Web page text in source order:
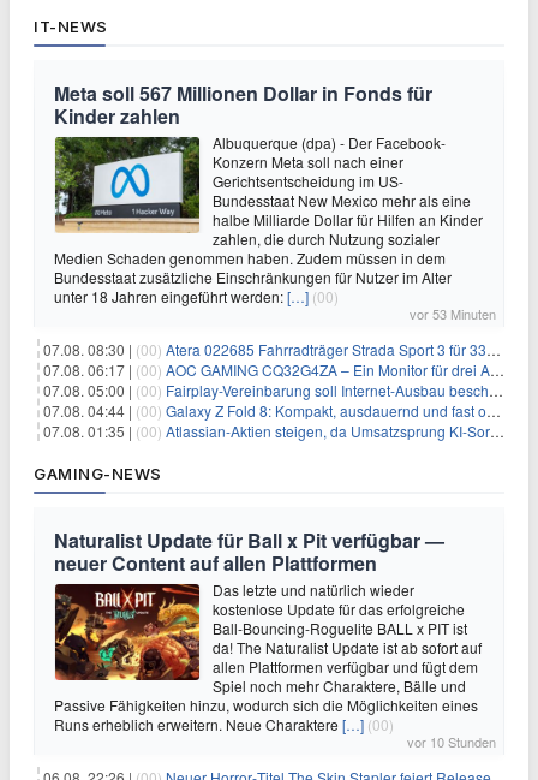
IT-NEWS
Meta soll 567 Millionen Dollar in Fonds für
Kinder zahlen
Albuquerque (dpa) - Der Facebook-
Konzern Meta soll nach einer
Gerichtsentscheidung im US-
Bundesstaat New Mexico mehr als eine
halbe Milliarde Dollar für Hilfen an Kinder
zahlen, die durch Nutzung sozialer
Medien Schaden genommen haben. Zudem müssen in dem
Bundesstaat zusätzliche Einschränkungen für Nutzer im Alter
unter 18 Jahren eingeführt werden:[…] (00)
vor 53 Minuten
07.08. 08:30 | (00) Atera 022685 Fahrradträger Strada Sport 3 für 337,48€
07.08. 06:17 | (00) AOC GAMING CQ32G4ZA – Ein Monitor für drei Arten von Spielen
07.08. 05:00 | (00) Fairplay-Vereinbarung soll Internet-Ausbau beschleunigen
07.08. 04:44 | (00) Galaxy Z Fold 8: Kompakt, ausdauernd und fast ohne Falte
07.08. 01:35 | (00) Atlassian-Aktien steigen, da Umsatzsprung KI-Sorgen dämpft
GAMING-NEWS
Naturalist Update für Ball x Pit verfügbar —
neuer Content auf allen Plattformen
Das letzte und natürlich wieder
kostenlose Update für das erfolgreiche
Ball-Bouncing-Roguelite BALL x PIT ist
da! The Naturalist Update ist ab sofort auf
allen Plattformen verfügbar und fügt dem
Spiel noch mehr Charaktere, Bälle und
Passive Fähigkeiten hinzu, wodurch sich die Möglichkeiten eines
Runs erheblich erweitern. Neue Charaktere […] (00)
vor 10 Stunden